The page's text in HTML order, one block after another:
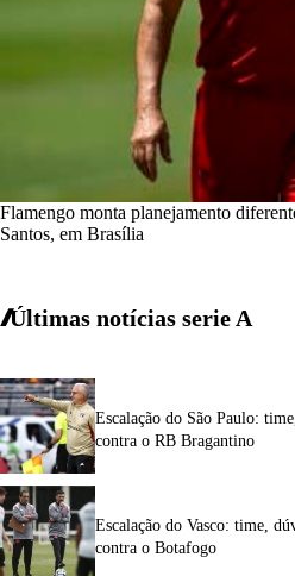
Flamengo monta planejamento
Santos, em Brasília
Últimas notícias serie A
Escalação do São Paulo:
contra o RB Bragantino
Escalação do Vasco: time,
contra o Botafogo